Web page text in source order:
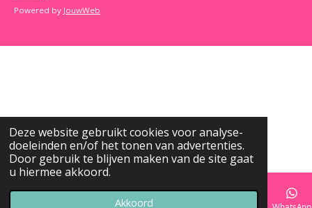
Deze website gebruikt cookies voor analyse-
doeleinden en/of het tonen van advertenties.
Door gebruik te blijven maken van de site gaat
u hiermee akkoord.
Akkoord
Powered by JouwWeb